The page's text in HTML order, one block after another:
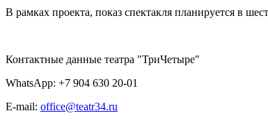
В рамках проекта, показ спектакля планируется в
Контактные данные театра "ТриЧетыре"
WhatsApp: +7 904 630 20-01
E-mail: office@teatr34.ru